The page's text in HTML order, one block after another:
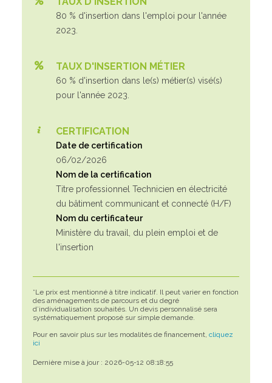
80 % d'insertion dans l'emploi pour l'année
2023.
TAUX D'INSERTION MÉTIER
60 % d'insertion dans le(s) métier(s) visé(s)
pour l'année 2023.
CERTIFICATION
Date de certification
06/02/2026
Nom de la certification
Titre professionnel Technicien en électricité
du bâtiment communicant et connecté (H/F)
Nom du certificateur
Ministère du travail, du plein emploi et de
l'insertion
*Le prix est mentionné à titre indicatif. Il peut varier en fonction
des aménagements de parcours et du degré
d’individualisation souhaités. Un devis personnalisé sera
systématiquement proposé sur simple demande.
Pour en savoir plus sur les modalités de financement, cliquez
ici
Dernière mise à jour : 2026-05-12 08:18:55